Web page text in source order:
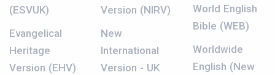
(ESVUK)
Evangelical
Heritage
Version (EHV)
Version (NIRV)
New
International
Version - UK
World English
Bible (WEB)
Worldwide
English (New